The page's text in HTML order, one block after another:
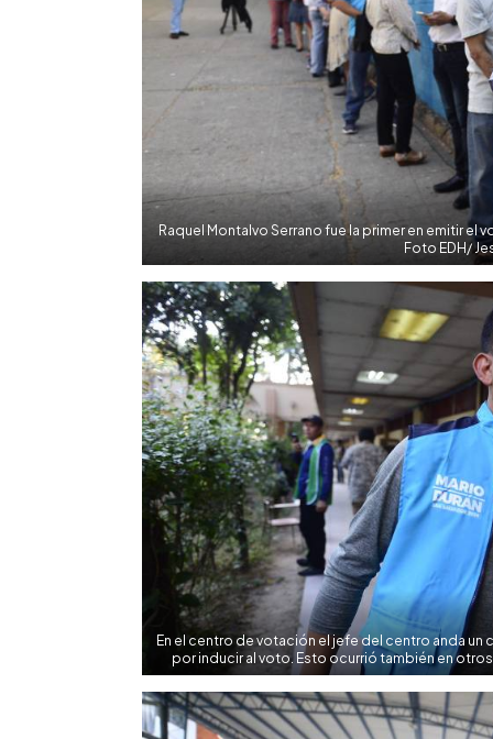
Raquel Montalvo Serrano fue la primer en emitir el
Foto EDH/
En el centro de votación el jefe del centro anda un
por inducir al voto. Esto ocurrió también en